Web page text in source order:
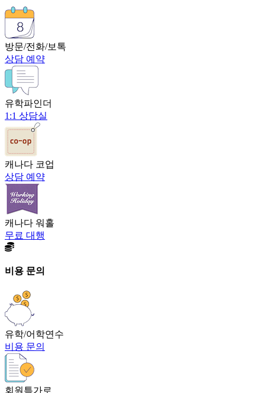
방문/전화/보톡
상담 예약
유학파인더
1:1 상담실
캐나다 코업
상담 예약
캐나다 워홀
무료 대행
비용 문의
유학/어학연수
비용 문의
회원특가로